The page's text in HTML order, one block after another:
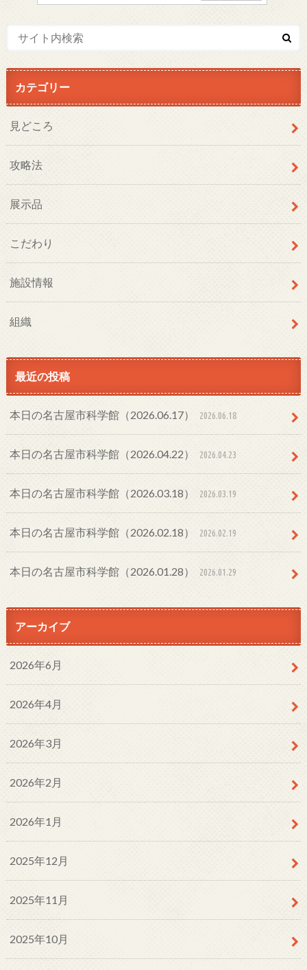
カテゴリー
見どころ
攻略法
展示品
こだわり
施設情報
組織
最近の投稿
本日の名古屋市科学館（2026.06.17） 2026.06.18
本日の名古屋市科学館（2026.04.22） 2026.04.23
本日の名古屋市科学館（2026.03.18） 2026.03.19
本日の名古屋市科学館（2026.02.18） 2026.02.19
本日の名古屋市科学館（2026.01.28） 2026.01.29
アーカイブ
2026年6月
2026年4月
2026年3月
2026年2月
2026年1月
2025年12月
2025年11月
2025年10月